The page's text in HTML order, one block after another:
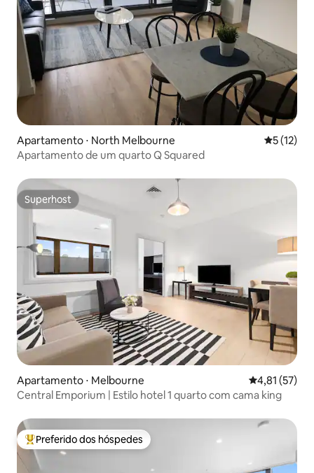
Apartamento ⋅ North Melbourne 5 de uma
5 (12)
Apartamento de um quarto Q Squared
Superhost
Superhost
Apartamento ⋅ Melbourne 4,81 de uma
4,81 (57)
Central Emporium | Estilo hotel 1 quarto com cama king
Entre os melhores preferidos dos hóspedes
Preferido dos hóspedes